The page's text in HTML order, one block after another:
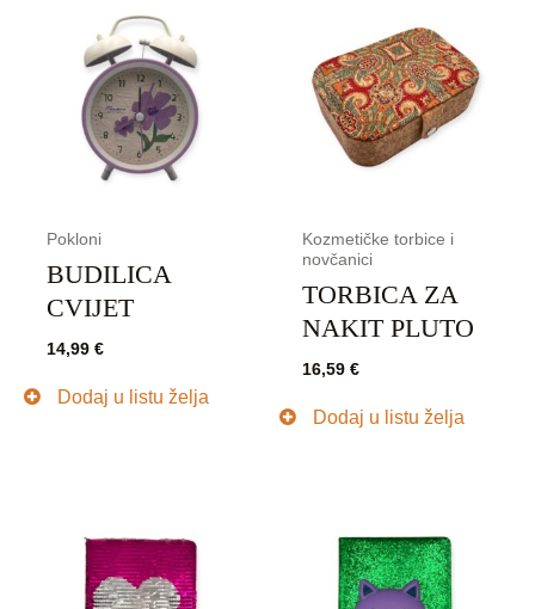
Pokloni
BUDILICA
CVIJET
14,99€
Dodaj u listu želja
Kozmetičke torbice i
novčanici
TORBICA ZA
NAKIT PLUTO
16,59€
Dodaj u listu želja